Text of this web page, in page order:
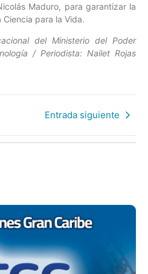
Maduro, para garantizar la
para la Vida.
del Ministerio del Poder
/ Periodista: Nailet Rojas
Entrada siguiente